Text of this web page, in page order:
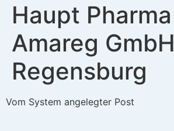
Haupt Pharma
Amareg GmbH
Regensburg
Vom System angelegter Post